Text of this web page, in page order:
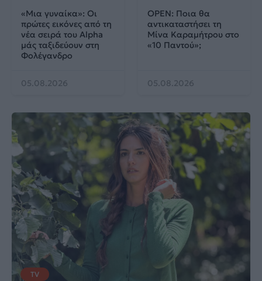
«Μια γυναίκα»: Οι
πρώτες εικόνες από τη
νέα σειρά του Alpha
μάς ταξιδεύουν στη
Φολέγανδρο
05.08.2026
OPEN: Ποια θα
αντικαταστήσει τη
Μίνα Καραμήτρου στο
«10 Παντού»;
05.08.2026
TV